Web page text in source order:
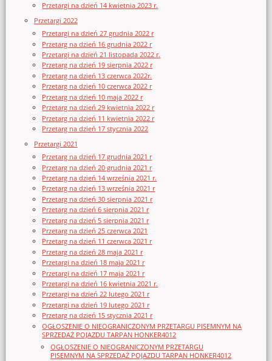
Przetargi na dzień 14 kwietnia 2023 r.
Przetargi 2022
Przetargi na dzień 27 grudnia 2022 r
Przetarg na dzień 16 grudnia 2022 r
Przetargi na dzień 21 listopada 2022 r.
Przetarg na dzień 19 sierpnia 2022 r
Przetarg na dzień 13 czerwca 2022r.
Przetarg na dzień 10 czerwca 2022 r
Przetarg na dzień 10 maja 2022 r
Przetarg na dzień 29 kwietnia 2022 r
Przetarg na dzień 11 kwietnia 2022 r
Przetarg na dzień 17 stycznia 2022
Przetargi 2021
Przetarg na dzień 17 grudnia 2021 r
Przetarg na dzień 20 grudnia 2021 r
Przetarg na dzień 14 września 2021 r.
Przetarg na dzień 13 września 2021 r
Przetarg na dzień 30 sierpnia 2021 r
Przetarg na dzień 6 sierpnia 2021 r
Przetarg na dzień 5 sierpnia 2021 r
Przetarg na dzień 25 czerwca 2021
Przetarg na dzień 11 czerwca 2021 r
Przetarg na dzień 28 maja 2021 r
Przetargi na dzień 18 maja 2021 r
Przetargi na dzień 17 maja 2021 r
Przetargi na dzień 16 kwietnia 2021 r.
Przetargi na dzień 22 lutego 2021 r
Przetargi na dzień 19 lutego 2021 r
Przetarg na dzień 15 stycznia 2021 r
OGŁOSZENIE O NIEOGRANICZONYM PRZETARGU PISEMNYM NA
SPRZEDAŻ POJAZDU TARPAN HONKER4012
OGŁOSZENIE O NIEOGRANICZONYM PRZETARGU
PISEMNYM NA SPRZEDAŻ POJAZDU TARPAN HONKER4012